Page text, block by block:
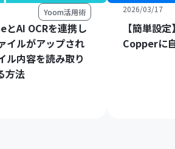
Yoom活用術
AI OCRを連携し
イルがアップされ
ル内容を読み取り
方法
2026/03/17
【簡単設
Copperに